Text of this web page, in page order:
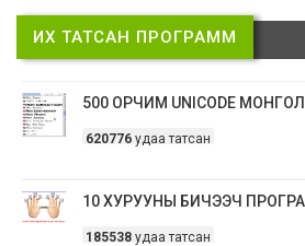
ИХ ТАТСАН ПРОГРАММ
500 ОРЧИМ UNICODE МОНГОЛ
620776 удаа татсан
10 ХУРУУНЫ БИЧЭЭЧ
185538 удаа татсан